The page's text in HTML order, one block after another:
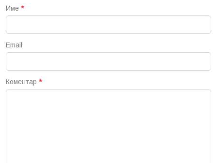
Име *
Email
Коментар *